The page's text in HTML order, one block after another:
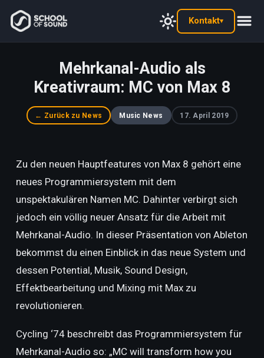
Kontakt▾
Mehrkanal-Audio als
Kreativraum: MC von Max 8
← Zurück zu News Music News 17. April 2019
Zu den neuen Hauptfeatures von Max 8 gehört eine
neues Programmiersystem mit dem
unspektakulären Namen MC. Dahinter verbirgt sich
jedoch ein völlig neuer Ansatz für die Arbeit mit
Mehrkanal-Audio. In dieser Präsentation von Ableton
bekommst du einen Einblick in das neue System und
dessen Potential, Musik, Sound Design,
Effektbearbeitung und Mixing mit Max zu
revolutionieren.
Cycling ‘74 beschreibt das Programmiersystem für
Mehrkanal-Audio so: „MC will transform how you